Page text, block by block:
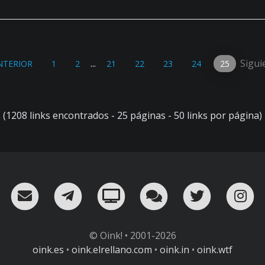
1 2 ... 21 22 23 24 25
(1208 links encontrados - 25 páginas - 50 links por página)
¡Mándame un email!
¡Nuestro canal en Telegram!
Oink! TV Charla conTwitter
© Oink! • 2001-2026
oink.es • oink.elrellano.com • oink.in • oink.wtf